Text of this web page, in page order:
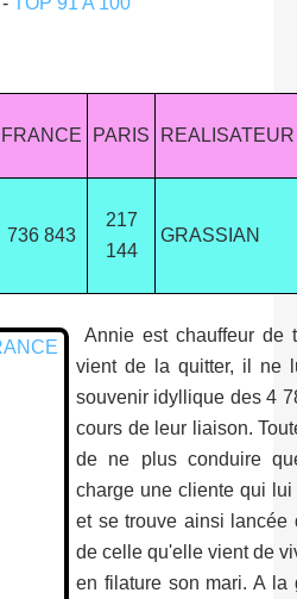
FRANCE PARIS REALISATEUR
736 843
217
144
GRASSIAN
Annie est chauffeur de
vient de la quitter, il ne
souvenir idyllique des 4
cours de leur liaison.
de ne plus conduire
charge une cliente qui
et se trouve ainsi lancée
de celle qu'elle vient de
en filature son mari. A la